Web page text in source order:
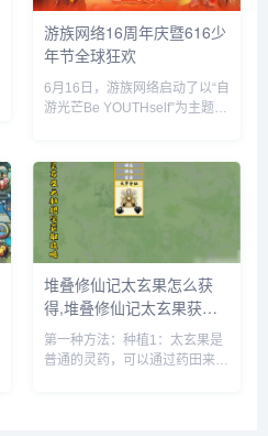
游族网络16周年庆暨616少
年节全球狂欢
6月16日，游族网络启动了以“自
游光芒Be YOUTHself”为主题的
狂欢嘉年华，更集结了旗下产品
为全球玩家带来了庆生版本更新
及包含616...
堆叠修仙记太玄果怎么获
得,堆叠修仙记太玄果获得
方法
第一种方法：种植1：太玄果是
普通的灵药，可以通过药田来种